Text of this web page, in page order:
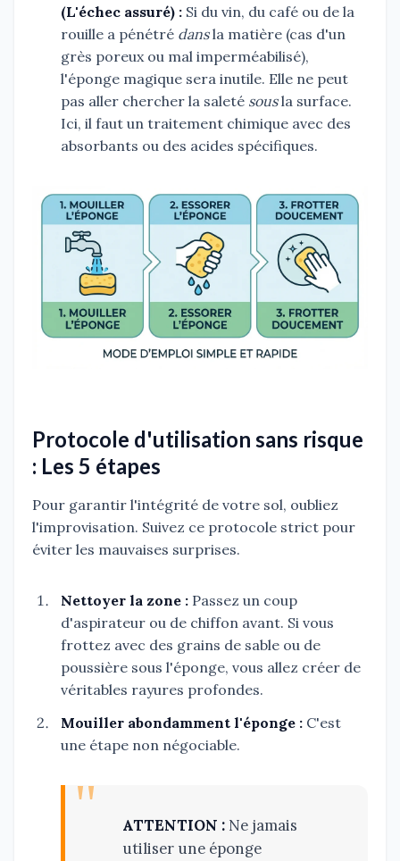
(L'échec assuré) : Si du vin, du café ou de la
rouille a pénétré dansla matière (cas d'un
grès poreux ou mal imperméabilisé),
l'éponge magique sera inutile. Elle ne peut
pas aller chercher la saleté sousla surface.
Ici, il faut un traitement chimique avec des
absorbants ou des acides spécifiques.
Protocole d'utilisation sans risque
: Les 5 étapes
Pour garantir l'intégrité de votre sol, oubliez
l'improvisation. Suivez ce protocole strict pour
éviter les mauvaises surprises.
Nettoyer la zone : Passez un coup
d'aspirateur ou de chiffon avant. Si vous
frottez avec des grains de sable ou de
poussière sous l'éponge, vous allez créer de
véritables rayures profondes.
Mouiller abondamment l'éponge : C'est
une étape non négociable.
ATTENTION : Ne jamais
utiliser une éponge